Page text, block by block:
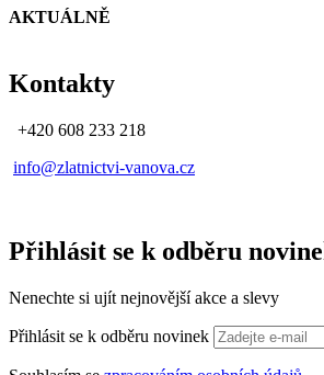
AKTUÁLNĚ
Kontakty
+420 608 233 218
info@zlatnictvi-vanova.cz
Přihlásit se k odběru
Nenechte si ujít nejnovější akce a slevy
Přihlásit se k odběru novinek